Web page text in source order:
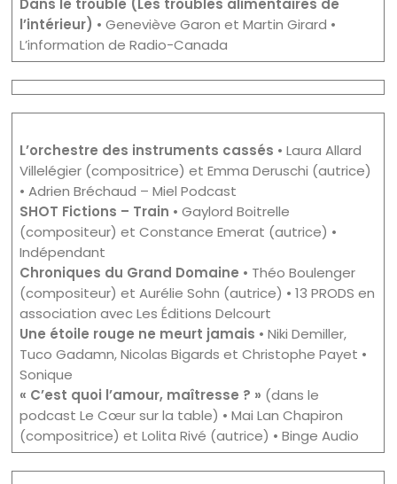
Dans le trouble (Les troubles alimentaires de
l’intérieur) • Geneviève Garon et Martin Girard •
L’information de Radio-Canada
L’orchestre des instruments cassés • Laura Allard
Villelégier (compositrice) et Emma Deruschi (autrice)
• Adrien Bréchaud – Miel Podcast
SHOT Fictions – Train • Gaylord Boitrelle
(compositeur) et Constance Emerat (autrice) •
Indépendant
Chroniques du Grand Domaine • Théo Boulenger
(compositeur) et Aurélie Sohn (autrice) • 13 PRODS en
association avec Les Éditions Delcourt
Une étoile rouge ne meurt jamais • Niki Demiller,
Tuco Gadamn, Nicolas Bigards et Christophe Payet •
Sonique
« C’est quoi l’amour, maîtresse ? » (dans le
podcast Le Cœur sur la table) • Mai Lan Chapiron
(compositrice) et Lolita Rivé (autrice) • Binge Audio